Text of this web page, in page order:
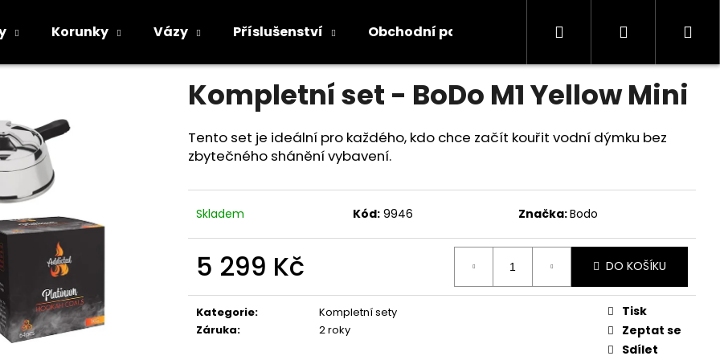
Korunky Vázy Příslušenství Obchodní podmínky Kontakty Informace
Hledat Přihlášení
hodnocení
produktu
je
z
5
hvězdiček.
Kompletní set - BoDo M1 Yellow Mini
Tento set je ideální pro každého, kdo chce začít kouřit vodní dýmku bez
zbytečného shánění vybavení.
Skladem Kód: 9946 Značka:Bodo
5 299 Kč
cena:
DO KOŠÍKU
Kategorie:
Kompletní sety
Záruka: 2 roky
Tisk
Zeptat se
Sdílet
Co potřebujete najít?
HLEDAT
Doporučujeme